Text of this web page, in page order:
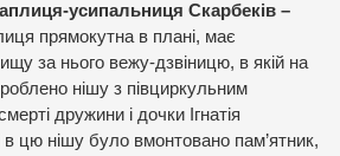
усипальниця Скарбеків –
прямокутна в плані, має
за нього вежу-дзвіницю, в якій на
нішу з півциркульним
дружини і дочки Ігнатія
цю нішу було вмонтовано пам’ятник,